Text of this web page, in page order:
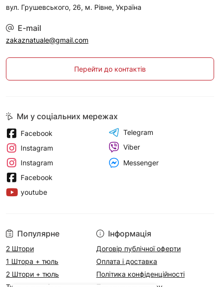
вул. Грушевського, 26, м. Рівне, Україна
E-mail
zakaznatuale@gmail.com
Перейти до контактів
Популярне
2 Штори
1 Штора + тюль
2 Штори + тюль
Інформація
Договір публічної оферти
Оплата і доставка
Політика конфіденційності
Ми у соціальних мережах
Facebook
Instagram
Instagram
Facebook
youtube
Telegram
Viber
Messenger